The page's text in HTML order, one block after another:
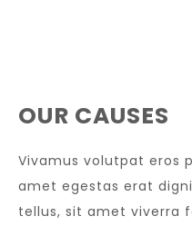
OUR CAUSES
Vivamus volutpat eros
amet egestas erat
tellus, sit amet viverra